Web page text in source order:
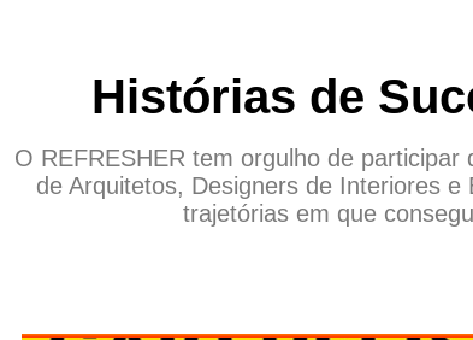
Histórias de
O REFRESHER tem orgulho de
de Arquitetos, Designers de Interiores
trajetórias em que